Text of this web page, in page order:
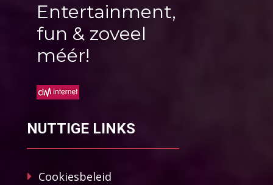
Entertainment,
fun & zoveel
méér!
NUTTIGE LINKS
Cookiesbeleid